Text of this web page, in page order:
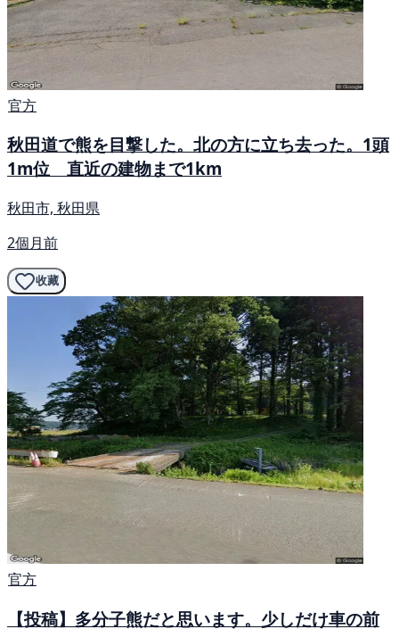
官方
秋田道で熊を目撃した。北の方に立ち去った。1頭
1m位 直近の建物まで1km
秋田市, 秋田県
2個月前
收藏
官方
【投稿】多分子熊だと思います。少しだけ車の前